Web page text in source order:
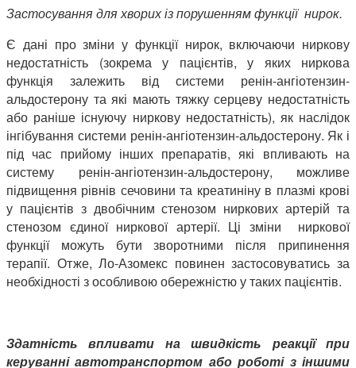
Застосування для хворих із порушенням функції нирок.
Є дані про зміни у функції нирок, включаючи ниркову
недостатність (зокрема у пацієнтів, у яких ниркова
функція залежить від системи ренін-ангіотензин-
альдостерону та які мають тяжку серцеву недостатність
або раніше існуючу ниркову недостатність), як наслідок
інгібування системи ренін-ангіотензин-альдостерону. Як і
під час прийому інших препаратів, які впливають на
систему ренін-ангіотензин-альдостерону, можливе
підвищення рівнів сечовини та креатиніну в плазмі крові
у пацієнтів з двобічним стенозом ниркових артерій та
стенозом єдиної ниркової артерії. Ці зміни ниркової
функції можуть бути зворотними після припинення
терапії. Отже, Ло-Азомекс повинен застосовуватись за
необхідності з особливою обережністю у таких пацієнтів.
Здатність впливати на швидкість реакції при
керуванні автотранспортом або роботі з іншими